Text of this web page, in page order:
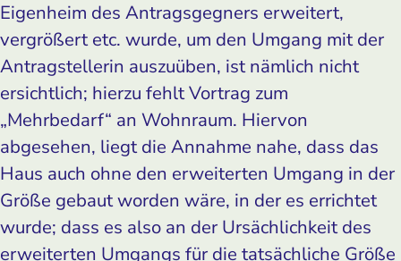
Eigenheim des Antragsgegners erweitert,
vergrößert etc. wurde, um den Umgang mit der
Antragstellerin auszuüben, ist nämlich nicht
ersichtlich; hierzu fehlt Vortrag zum
„Mehrbedarf“ an Wohnraum. Hiervon
abgesehen, liegt die Annahme nahe, dass das
Haus auch ohne den erweiterten Umgang in der
Größe gebaut worden wäre, in der es errichtet
wurde; dass es also an der Ursächlichkeit des
erweiterten Umgangs für die tatsächliche Größe